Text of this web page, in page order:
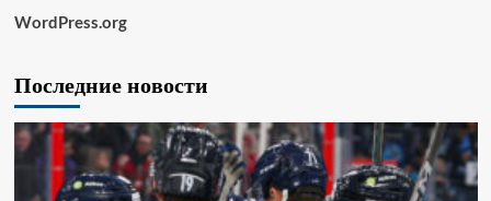
WordPress.org
Последние новости